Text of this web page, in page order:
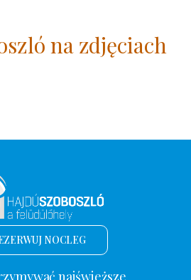
na zdjęciach
NOCLEG
najświeższe